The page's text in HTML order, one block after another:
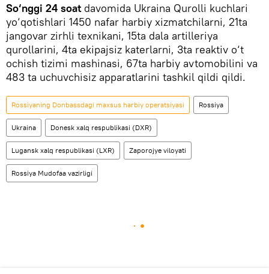
So‘nggi 24 soatdavomida Ukraina Qurolli kuchlari
yo‘qotishlari 1450 nafar harbiy xizmatchilarni, 21ta
jangovar zirhli texnikani, 15ta dala artilleriya
qurollarini, 4ta ekipajsiz katerlarni, 3ta reaktiv o‘t
ochish tizimi mashinasi, 67ta harbiy avtomobilini va
483 ta uchuvchisiz apparatlarini tashkil qildi qildi.
Rossiyaning Donbassdagi maxsus harbiy operatsiyasi Rossiya
Ukraina Donesk xalq respublikasi (DXR)
Lugansk xalq respublikasi (LXR) Zaporojye viloyati
Rossiya Mudofaa vazirligi